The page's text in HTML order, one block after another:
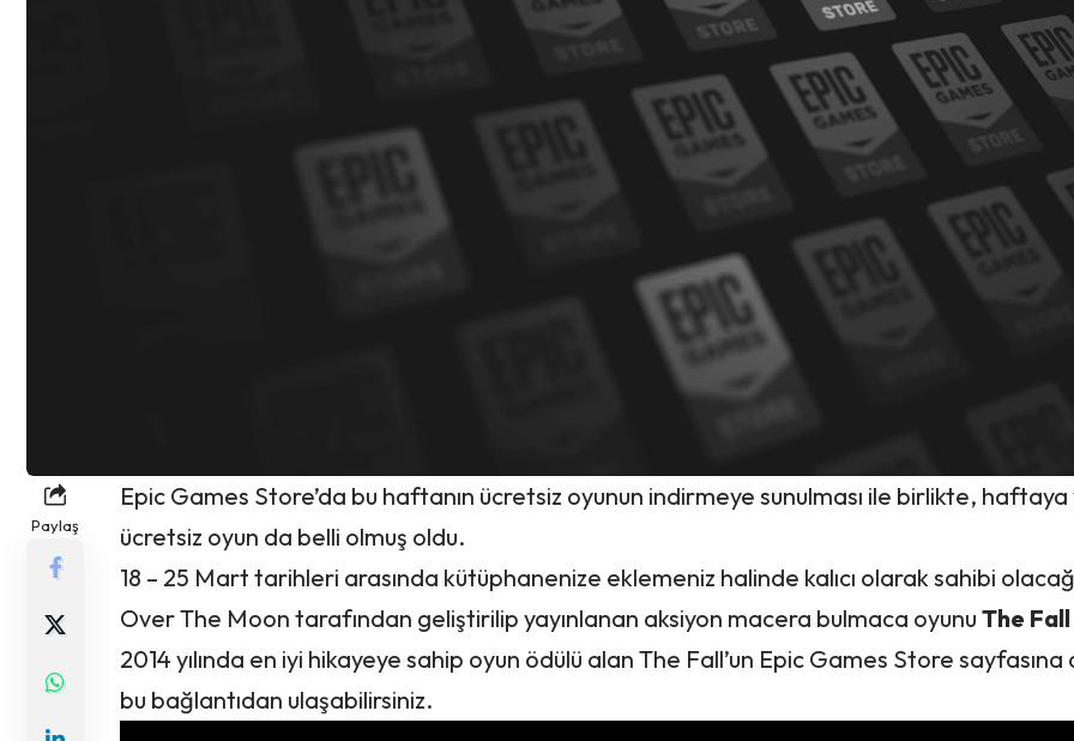
Paylaş
Epic Games Store’da bu haftanın ücretsiz oyunun indirmeye sunulması ile birlikte,
ücretsiz oyun da belli olmuş oldu.
18 – 25 Mart tarihleri arasında kütüphanenize eklemeniz halinde kalıcı olarak sahibi
Over The Moon tarafından geliştirilip yayınlanan aksiyon macera bulmaca oyunu The
2014 yılında en iyi hikayeye sahip oyun ödülü alan The Fall’un Epic Games Store sayfasına
bu bağlantıdan ulaşabilirsiniz.